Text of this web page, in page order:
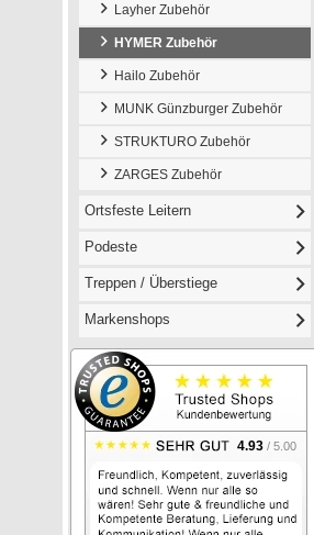
Layher Zubehör
HYMER Zubehör
Hailo Zubehör
MUNK Günzburger Zubehör
STRUKTURO Zubehör
ZARGES Zubehör
Ortsfeste Leitern
Podeste
Treppen / Überstiege
Markenshops
4.93 / 5.00